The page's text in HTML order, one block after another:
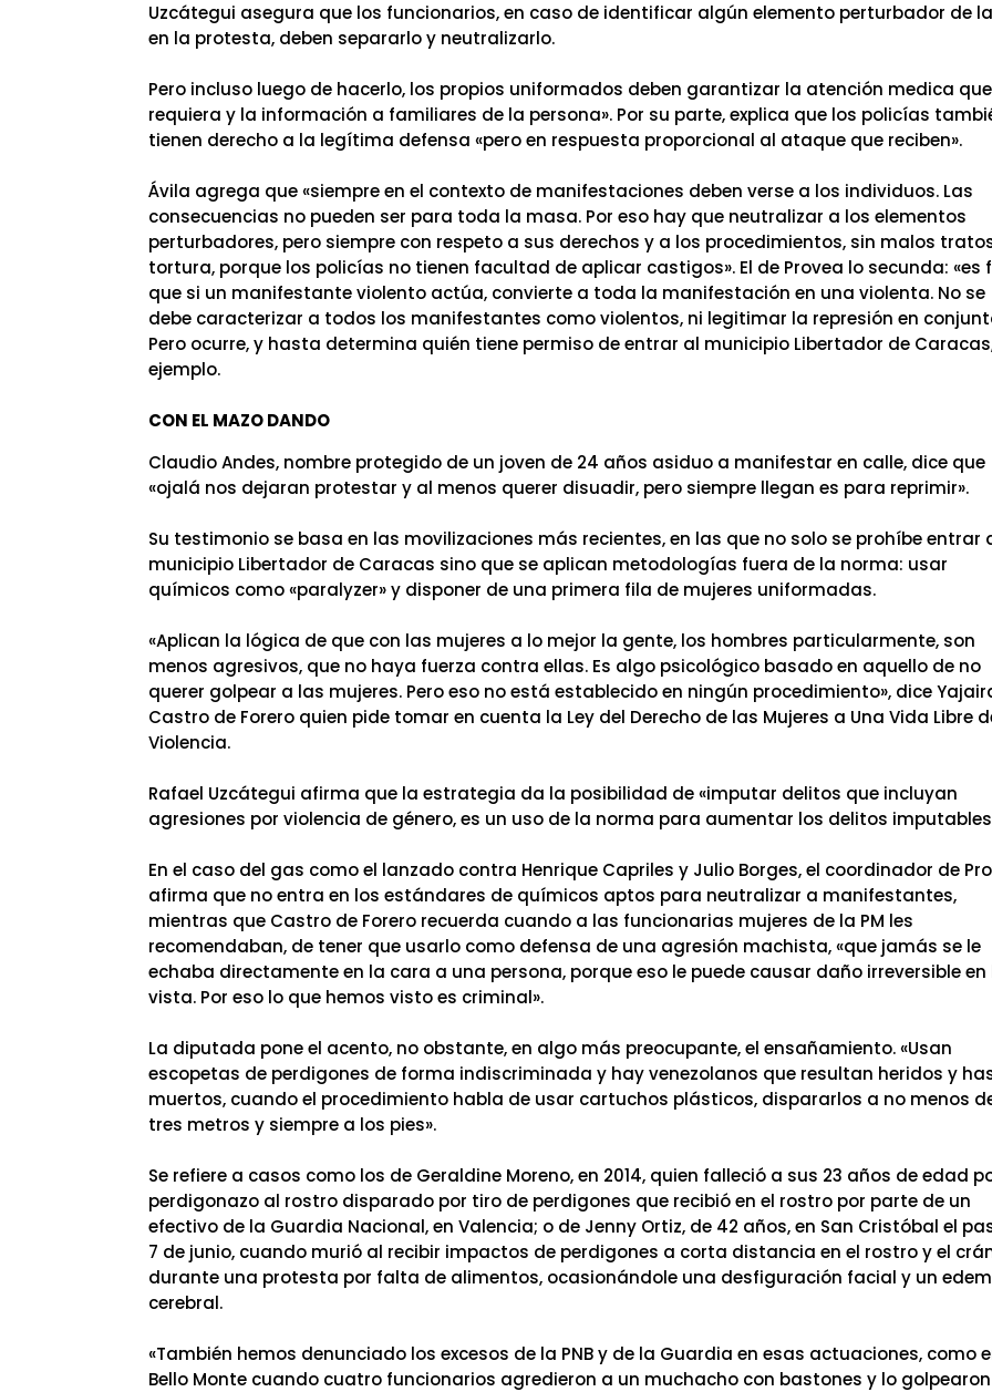
Uzcátegui asegura que los funcionarios, en caso de identificar algún elemento perturbador de
en la protesta, deben separarlo y neutralizarlo.
Pero incluso luego de hacerlo, los propios uniformados deben garantizar la atención medica
requiera y la información a familiares de la persona». Por su parte, explica que los policías
tienen derecho a la legítima defensa «pero en respuesta proporcional al ataque que reciben».
Ávila agrega que «siempre en el contexto de manifestaciones deben verse a los individuos. Las
consecuencias no pueden ser para toda la masa. Por eso hay que neutralizar a los elementos
perturbadores, pero siempre con respeto a sus derechos y a los procedimientos, sin malos
tortura, porque los policías no tienen facultad de aplicar castigos». El de Provea lo secunda: «es
que si un manifestante violento actúa, convierte a toda la manifestación en una violenta. No se
debe caracterizar a todos los manifestantes como violentos, ni legitimar la represión en
Pero ocurre, y hasta determina quién tiene permiso de entrar al municipio Libertador de
ejemplo.
CON EL MAZO DANDO
Claudio Andes, nombre protegido de un joven de 24 años asiduo a manifestar en calle, dice que
«ojalá nos dejaran protestar y al menos querer disuadir, pero siempre llegan es para reprimir».
Su testimonio se basa en las movilizaciones más recientes, en las que no solo se prohíbe entrar
municipio Libertador de Caracas sino que se aplican metodologías fuera de la norma: usar
químicos como «paralyzer» y disponer de una primera fila de mujeres uniformadas.
«Aplican la lógica de que con las mujeres a lo mejor la gente, los hombres particularmente, son
menos agresivos, que no haya fuerza contra ellas. Es algo psicológico basado en aquello de no
querer golpear a las mujeres. Pero eso no está establecido en ningún procedimiento», dice
Castro de Forero quien pide tomar en cuenta la Ley del Derecho de las Mujeres a Una Vida Libre
Violencia.
Rafael Uzcátegui afirma que la estrategia da la posibilidad de «imputar delitos que incluyan
agresiones por violencia de género, es un uso de la norma para aumentar los delitos
En el caso del gas como el lanzado contra Henrique Capriles y Julio Borges, el coordinador de
afirma que no entra en los estándares de químicos aptos para neutralizar a manifestantes,
mientras que Castro de Forero recuerda cuando a las funcionarias mujeres de la PM les
recomendaban, de tener que usarlo como defensa de una agresión machista, «que jamás se le
echaba directamente en la cara a una persona, porque eso le puede causar daño irreversible en
vista. Por eso lo que hemos visto es criminal».
La diputada pone el acento, no obstante, en algo más preocupante, el ensañamiento. «Usan
escopetas de perdigones de forma indiscriminada y hay venezolanos que resultan heridos y
muertos, cuando el procedimiento habla de usar cartuchos plásticos, dispararlos a no menos
tres metros y siempre a los pies».
Se refiere a casos como los de Geraldine Moreno, en 2014, quien falleció a sus 23 años de edad
perdigonazo al rostro disparado por tiro de perdigones que recibió en el rostro por parte de un
efectivo de la Guardia Nacional, en Valencia; o de Jenny Ortiz, de 42 años, en San Cristóbal el
7 de junio, cuando murió al recibir impactos de perdigones a corta distancia en el rostro y el
durante una protesta por falta de alimentos, ocasionándole una desfiguración facial y un
cerebral.
«También hemos denunciado los excesos de la PNB y de la Guardia en esas actuaciones, como
Bello Monte cuando cuatro funcionarios agredieron a un muchacho con bastones y lo golpearon